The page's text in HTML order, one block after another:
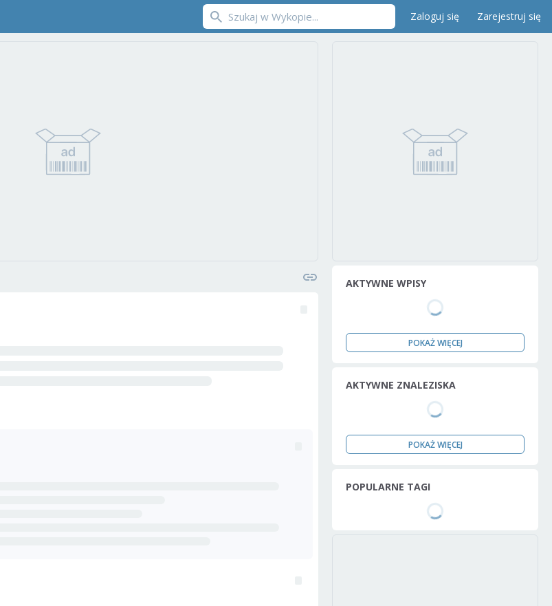
Zaloguj się Zarejestruj się
AKTYWNE WPISY
POKAŻ WIĘCEJ
AKTYWNE ZNALEZISKA
POKAŻ WIĘCEJ
POPULARNE TAGI